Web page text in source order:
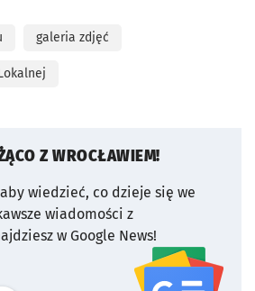
galeria zdjęć
Z WROCŁAWIEM!
wiedzieć, co dzieje się we
wiadomości z
w Google News!